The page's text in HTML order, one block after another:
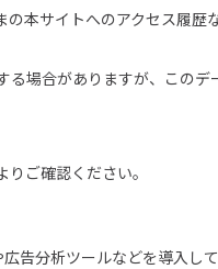
本サイトへのアクセス履歴
場合がありますが、このデ
ご確認ください。
告分析ツールなどを導入して